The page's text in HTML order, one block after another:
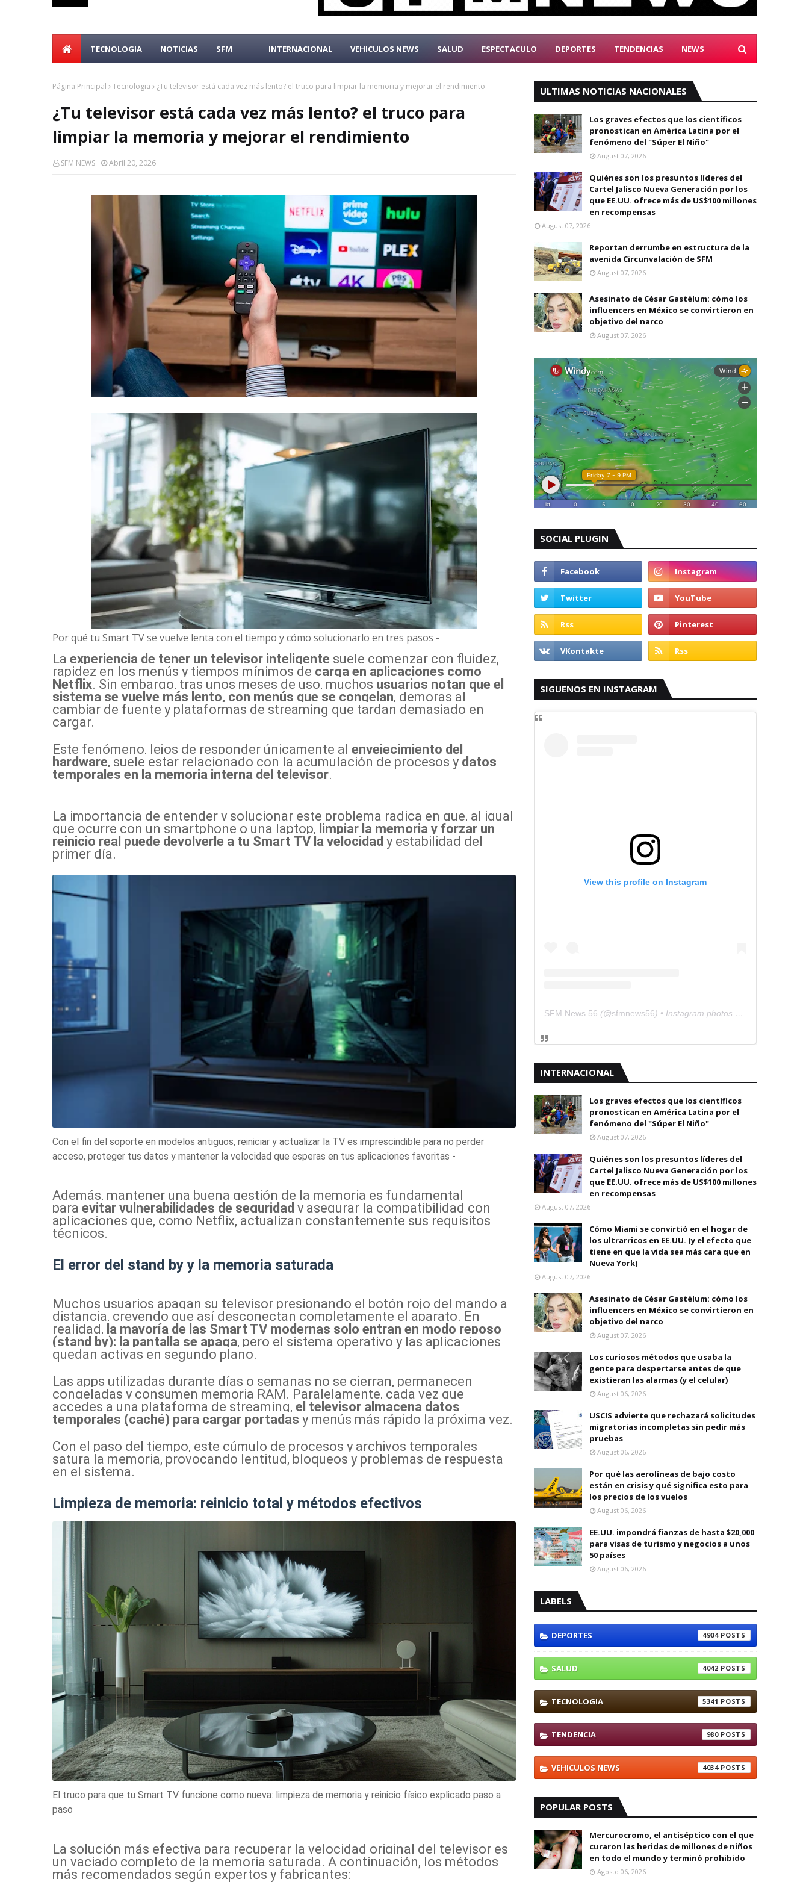
TECNOLOGIA NOTICIAS SFM INTERNACIONAL VEHICULOS NEWS SALUD ESPECTACULO DEPORTES TENDENCIAS NEWS
Página Principal Tecnologia ¿Tu televisor está cada vez más lento? el truco para limpiar la memoria y mejorar el rendimiento
¿Tu televisor está cada vez más lento? el truco para
limpiar la memoria y mejorar el rendimiento
SFM NEWS Abril 20, 2026
Por qué tu Smart TV se vuelve lenta con el tiempo y cómo solucionarlo en tres pasos -
La experiencia de tener un televisor inteligente suele comenzar con fluidez,
rapidez en los menús y tiempos mínimos de carga en aplicaciones como
Netflix. Sin embargo, tras unos meses de uso, muchos usuarios notan que el
sistema se vuelve más lento, con menús que se congelan, demoras al
cambiar de fuente y plataformas de streaming que tardan demasiado en
cargar.
Este fenómeno, lejos de responder únicamente al envejecimiento del
hardware, suele estar relacionado con la acumulación de procesos y datos
temporales en la memoria interna del televisor.
La importancia de entender y solucionar este problema radica en que, al igual
que ocurre con un smartphone o una laptop, limpiar la memoria y forzar un
reinicio real puede devolverle a tu Smart TV la velocidad y estabilidad del
primer día.
Con el fin del soporte en modelos antiguos, reiniciar y actualizar la TV es imprescindible para no perder
acceso, proteger tus datos y mantener la velocidad que esperas en tus aplicaciones favoritas -
Además, mantener una buena gestión de la memoria es fundamental
para evitar vulnerabilidades de seguridad y asegurar la compatibilidad con
aplicaciones que, como Netflix, actualizan constantemente sus requisitos
técnicos.
El error del stand by y la memoria saturada
Muchos usuarios apagan su televisor presionando el botón rojo del mando a
distancia, creyendo que así desconectan completamente el aparato. En
realidad, la mayoría de las Smart TV modernas solo entran en modo reposo
(stand by): la pantalla se apaga, pero el sistema operativo y las aplicaciones
quedan activas en segundo plano.
Las apps utilizadas durante días o semanas no se cierran, permanecen
congeladas y consumen memoria RAM. Paralelamente, cada vez que
accedes a una plataforma de streaming, el televisor almacena datos
temporales (caché) para cargar portadas y menús más rápido la próxima vez.
Con el paso del tiempo, este cúmulo de procesos y archivos temporales
satura la memoria, provocando lentitud, bloqueos y problemas de respuesta
en el sistema.
Limpieza de memoria: reinicio total y métodos efectivos
El truco para que tu Smart TV funcione como nueva: limpieza de memoria y reinicio físico explicado paso a
paso
La solución más efectiva para recuperar la velocidad original del televisor es
un vaciado completo de la memoria saturada. A continuación, los métodos
más recomendados según expertos y fabricantes:
ULTIMAS NOTICIAS NACIONALES
Los graves efectos que los científicos
pronostican en América Latina por el
fenómeno del "Súper El Niño"
August 07, 2026
Quiénes son los presuntos líderes del
Cartel Jalisco Nueva Generación por los
que EE.UU. ofrece más de US$100 millones
en recompensas
August 07, 2026
Reportan derrumbe en estructura de la
avenida Circunvalación de SFM
August 07, 2026
Asesinato de César Gastélum: cómo los
influencers en México se convirtieron en
objetivo del narco
August 07, 2026
SOCIAL PLUGIN
SIGUENOS EN INSTAGRAM
View this profile on Instagram
SFM News 56 (@sfmnews56) • Instagram photos and videos
INTERNACIONAL
Los graves efectos que los científicos
pronostican en América Latina por el
fenómeno del "Súper El Niño"
August 07, 2026
Quiénes son los presuntos líderes del
Cartel Jalisco Nueva Generación por los
que EE.UU. ofrece más de US$100 millones
en recompensas
August 07, 2026
Cómo Miami se convirtió en el hogar de
los ultrarricos en EE.UU. (y el efecto que
tiene en que la vida sea más cara que en
Nueva York)
August 07, 2026
Asesinato de César Gastélum: cómo los
influencers en México se convirtieron en
objetivo del narco
August 07, 2026
Los curiosos métodos que usaba la
gente para despertarse antes de que
existieran las alarmas (y el celular)
August 06, 2026
USCIS advierte que rechazará solicitudes
migratorias incompletas sin pedir más
pruebas
August 06, 2026
Por qué las aerolíneas de bajo costo
están en crisis y qué significa esto para
los precios de los vuelos
August 06, 2026
EE.UU. impondrá fianzas de hasta $20,000
para visas de turismo y negocios a unos
50 países
August 06, 2026
LABELS
DEPORTES 4904
SALUD 4042
TECNOLOGIA 5341
TENDENCIA 980
VEHICULOS NEWS 4034
POPULAR POSTS
Mercurocromo, el antiséptico con el que
curaron las heridas de millones de niños
en todo el mundo y terminó prohibido
Agosto 06, 2026